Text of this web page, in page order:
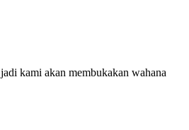
kami akan membukakan wahana